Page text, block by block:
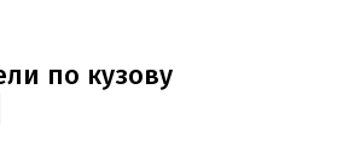
по кузову